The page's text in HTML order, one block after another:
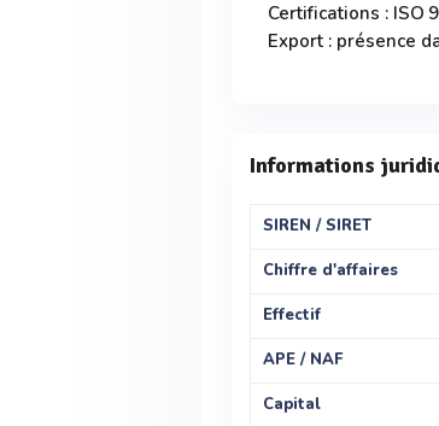
Certifications : ISO
Export : présence
Informations
SIREN / SIRET
Chiffre d'affaires
Effectif
APE / NAF
Capital